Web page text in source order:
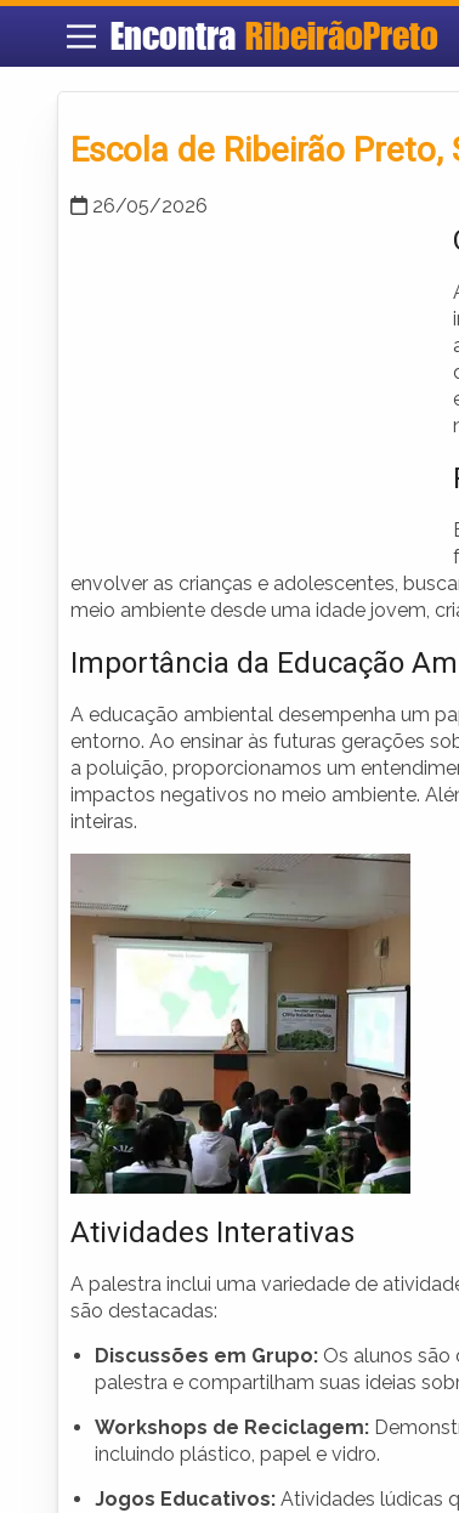
Encontra RibeirãoPreto
Escola de Ribeirão
26/05/2026
envolver as crianças e adolescentes,
meio ambiente desde uma idade jovem,
Importância da Educação
A educação ambiental desempenha um
entorno. Ao ensinar às futuras gerações
a poluição, proporcionamos um
impactos negativos no meio ambiente.
inteiras.
Atividades Interativas
A palestra inclui uma variedade de
são destacadas:
Discussões em Grupo: Os alunos
palestra e compartilham suas ideias
Workshops de Reciclagem:
incluindo plástico, papel e vidro.
Jogos Educativos: Atividades lúdicas